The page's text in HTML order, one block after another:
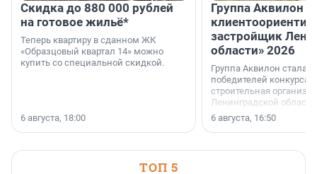
Скидка до 880 000 рублей
на готовое жильё*
Теперь квартиру в сданном ЖК
«Образцовый квартал 14» можно
купить со специальной скидкой.
6 августа, 18:00
Группа Аквилон
застройщик
области» 2026
Группа Аквилон стала
победителей конкурса
строительная
Ленинградской области
номинации «Самый
застройщик
области».
6 августа, 16:50
ТОП 5